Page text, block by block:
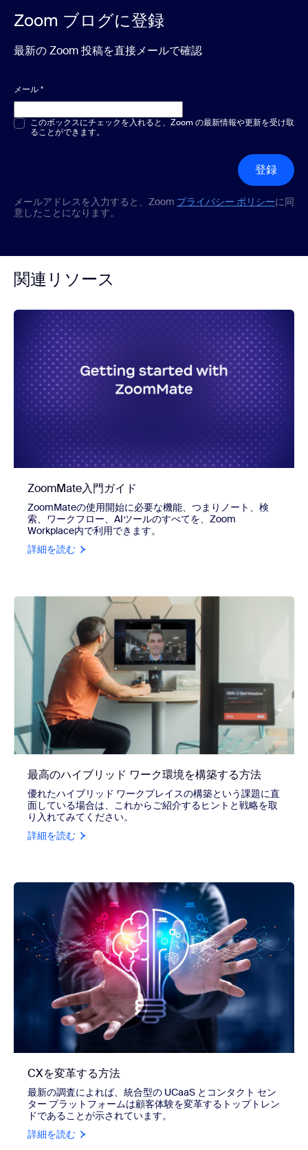
Zoom ブログに登録
最新の Zoom 投稿を直接メールで確認
メール*
複数選択または単一選択*
このボックスにチェックを入れると、Zoom の最新情報や更新を受け取
ることができます。
登録
メールアドレスを入力すると、Zoom プライバシー ポリシーに同
意したことになります。
関連リソース
ZoomMate入門ガイド
ZoomMateの使用開始に必要な機能、つまりノート、検
索、ワークフロー、AIツールのすべてを、Zoom
Workplace内で利用できます。
詳細を読む
最高のハイブリッド ワーク環境を構築する方法
優れたハイブリッド ワークプレイスの構築という課題に直
面している場合は、これからご紹介するヒントと戦略を取
り入れてみてください。
詳細を読む
CXを変革する方法
最新の調査によれば、統合型の UCaaS とコンタクト セン
ター プラットフォームは顧客体験を変革するトップトレン
ドであることが示されています。
詳細を読む